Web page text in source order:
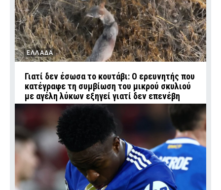
ΕΛΛΑΔΑ
Γιατί δεν έσωσα το κουτάβι: Ο ερευνητής που
κατέγραφε τη συμβίωση του μικρού σκυλιού
με αγέλη λύκων εξηγεί γιατί δεν επενέβη